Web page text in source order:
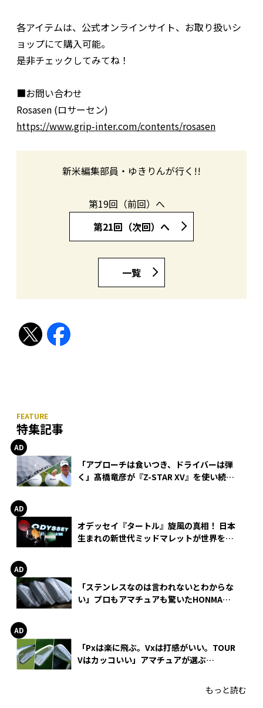
各アイテムは、公式オンラインサイト、お取り扱いシ
ョップにて購入可能。
是非チェックしてみてね！
■お問い合わせ
Rosasen (ロサーセン)
https://www.grip-inter.com/contents/rosasen
新米編集部員・ゆきりんが行く!!
第19回（前回）へ
第21回（次回）へ
一覧
特集記事
「アプローチは食いつき、ドライバーは弾
く」髙橋竜彦が『Z-STAR XV』を使い続け
オデッセイ『タートル』旋風の真相！ 日本
生まれの新世代ミッドマレットが世界を席
「ステンレスなのは言われないとわからな
い」プロもアマチュアも驚いたHONMA
「Pxは楽に飛ぶ。Vxは打感がいい。TOUR
Vはカッコいい」アマチュアが選ぶ
もっと読む